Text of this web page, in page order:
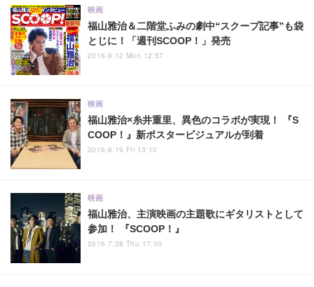
福山雅治＆二階堂ふみの劇中“スクープ記事”も袋
とじに！「週刊SCOOP！」発売
映画
2016.9.12 Mon 12:57
福山雅治×糸井重里、異色のコラボが実現！ 『S
COOP！』新ポスタービジュアルが到着
映画
2016.8.19 Fri 13:10
福山雅治、主演映画の主題歌にギタリストとして
参加！ 『SCOOP！』
映画
2016.7.28 Thu 17:00